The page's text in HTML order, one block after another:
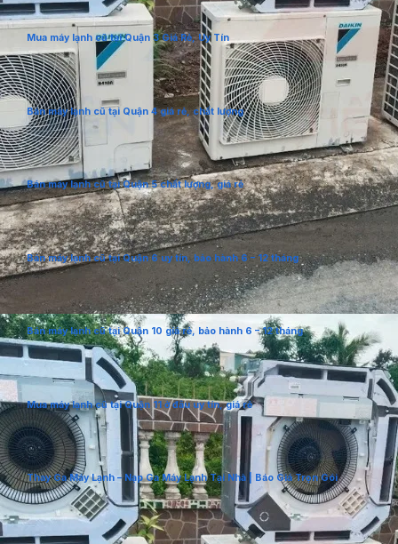
Mua máy lạnh cũ tại Quận 3 Giá Rẻ, Uy Tín
Bán máy lạnh cũ tại Quận 4 giá rẻ, chất lượng
Bán máy lạnh cũ tại Quận 5 chất lượng, giá rẻ
Bán máy lạnh cũ tại Quận 6 uy tín, bảo hành 6 – 12 tháng
Bán máy lạnh cũ tại Quận 10 giá rẻ, bảo hành 6 – 12 tháng
Mua máy lạnh cũ tại Quận 11 ở đâu uy tín, giá rẻ
Thay Ga Máy Lạnh – Nạp Ga Máy Lạnh Tại Nhà | Báo Giá Trọn Gói